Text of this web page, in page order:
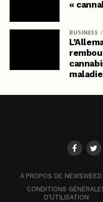
«
BUSINESS
A PROPOS DE NEWSWEED
CONDITIONS
D’UTILISATION